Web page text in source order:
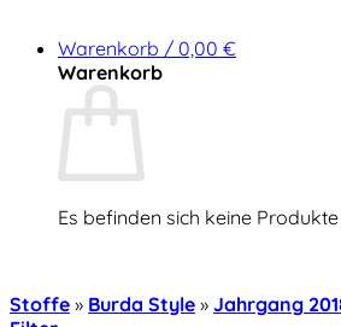
Warenkorb / 0,00 €
Warenkorb
Es befinden sich keine
Stoffe » Burda Style » Jahrgang